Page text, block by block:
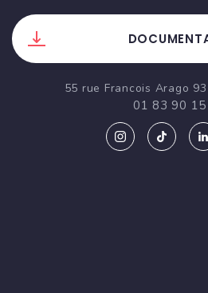
55 rue Francois Arago
01 83 90